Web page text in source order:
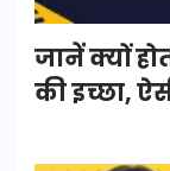
जानें क्यों
की इच्छा,